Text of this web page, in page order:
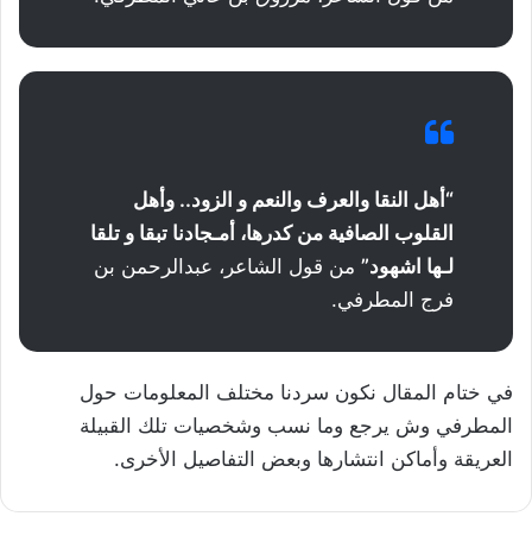
“أهل النقا والعرف والنعم و الزود.. وأهل
القلوب الصافية من كدرها، أمـجادنا تبقا و تلقا
لـها اشهود” من قول الشاعر، عبدالرحمن بن
فرج المطرفي.
في ختام المقال نكون سردنا مختلف المعلومات حول
المطرفي وش يرجع وما نسب وشخصيات تلك القبيلة
العريقة وأماكن انتشارها وبعض التفاصيل الأخرى.